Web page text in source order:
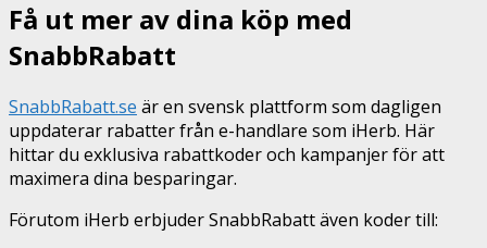
Få ut mer av dina köp med
SnabbRabatt
SnabbRabatt.se är en svensk plattform som dagligen
uppdaterar rabatter från e-handlare som iHerb. Här
hittar du exklusiva rabattkoder och kampanjer för att
maximera dina besparingar.
Förutom iHerb erbjuder SnabbRabatt även koder till: